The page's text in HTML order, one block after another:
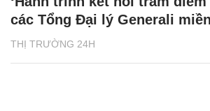
THỊ TRƯỜNG 24H
các Tổng Đại lý Generali